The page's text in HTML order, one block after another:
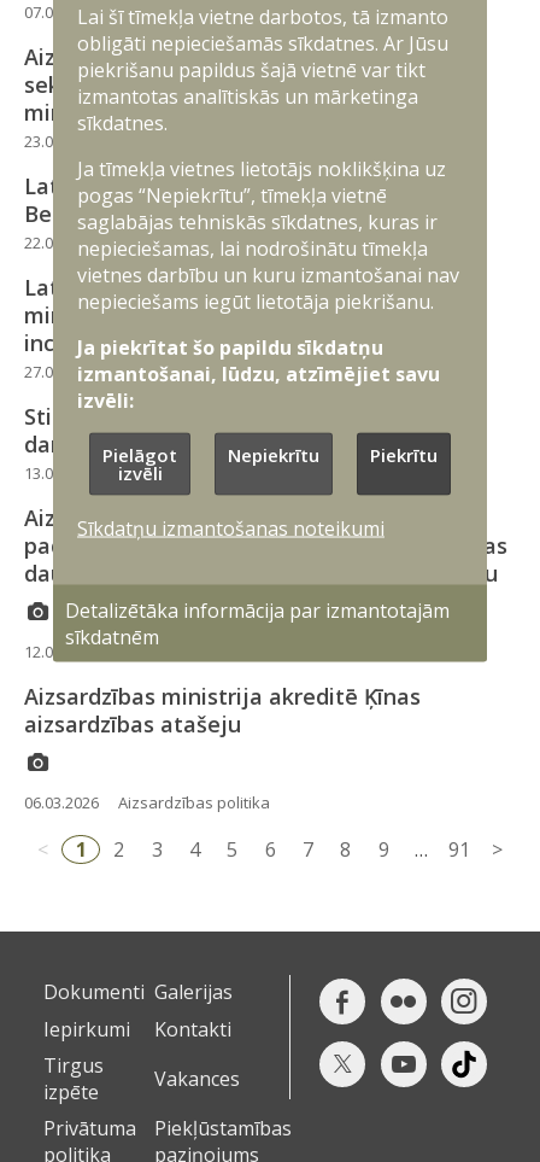
07.05.2026 Aizsardzības politika
Aizsardzības ministrijas parlamentārā
sekretāre tiekas ar Čehijas aizsardzības
ministru
23.04.2026
Latvija stiprina aizsardzības sadarbību ar
Beļģiju un Luksemburgu
22.04.2026 Aizsardzības politika
Latvijas, Lietuvas un Igaunijas aizsardzības
ministru kopīgais paziņojums par dronu
incidentiem Baltijas gaisa telpā
27.03.2026 Aizsardzības politika
Stiprinot reģionālo drošību, Andris Sprūds
darba vizītē apmeklēs Vāciju
13.03.2026 Starptautiskā sadarbība
Aizsardzības industrijas konsultatīvās
padomes sēdē diskutē par Eiropas Savienības
daudzgadu budžetu un šī gada Dronu samitu
12.03.2026 Aizsardzības politika
Aizsardzības ministrija akreditē Ķīnas
aizsardzības atašeju
06.03.2026 Aizsardzības politika
< 1 2 3 4 5 6 7 8 9 … 91 >
Dokumenti Galerijas
Iepirkumi
Kontakti
Tirgus
izpēte
Vakances
Privātuma
politika
Piekļūstamības
paziņojums
Lai šī tīmekļa vietne darbotos, tā izmanto
obligāti nepieciešamās sīkdatnes. Ar Jūsu
piekrišanu papildus šajā vietnē var tikt
izmantotas analītiskās un mārketinga
sīkdatnes.
Ja tīmekļa vietnes lietotājs noklikšķina uz
pogas “Nepiekrītu”, tīmekļa vietnē
saglabājas tehniskās sīkdatnes, kuras ir
nepieciešamas, lai nodrošinātu tīmekļa
vietnes darbību un kuru izmantošanai nav
nepieciešams iegūt lietotāja piekrišanu.
Ja piekrītat šo papildu sīkdatņu
izmantošanai, lūdzu, atzīmējiet savu
izvēli:
Pielāgot
izvēli
Nepiekrītu Piekrītu
Sīkdatņu izmantošanas noteikumi
Detalizētāka informācija par izmantotajām
sīkdatnēm